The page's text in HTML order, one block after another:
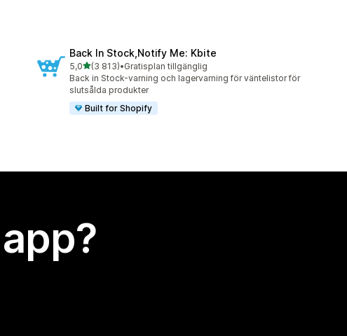
Back In Stock,Notify Me: Kbite
5,0av 5 stjärnor
(3 813)
3813 recensioner totalt
•Gratisplan tillgänglig
Back in Stock-varning och lagervarning för väntelistor för
slutsålda produkter
Built for Shopify